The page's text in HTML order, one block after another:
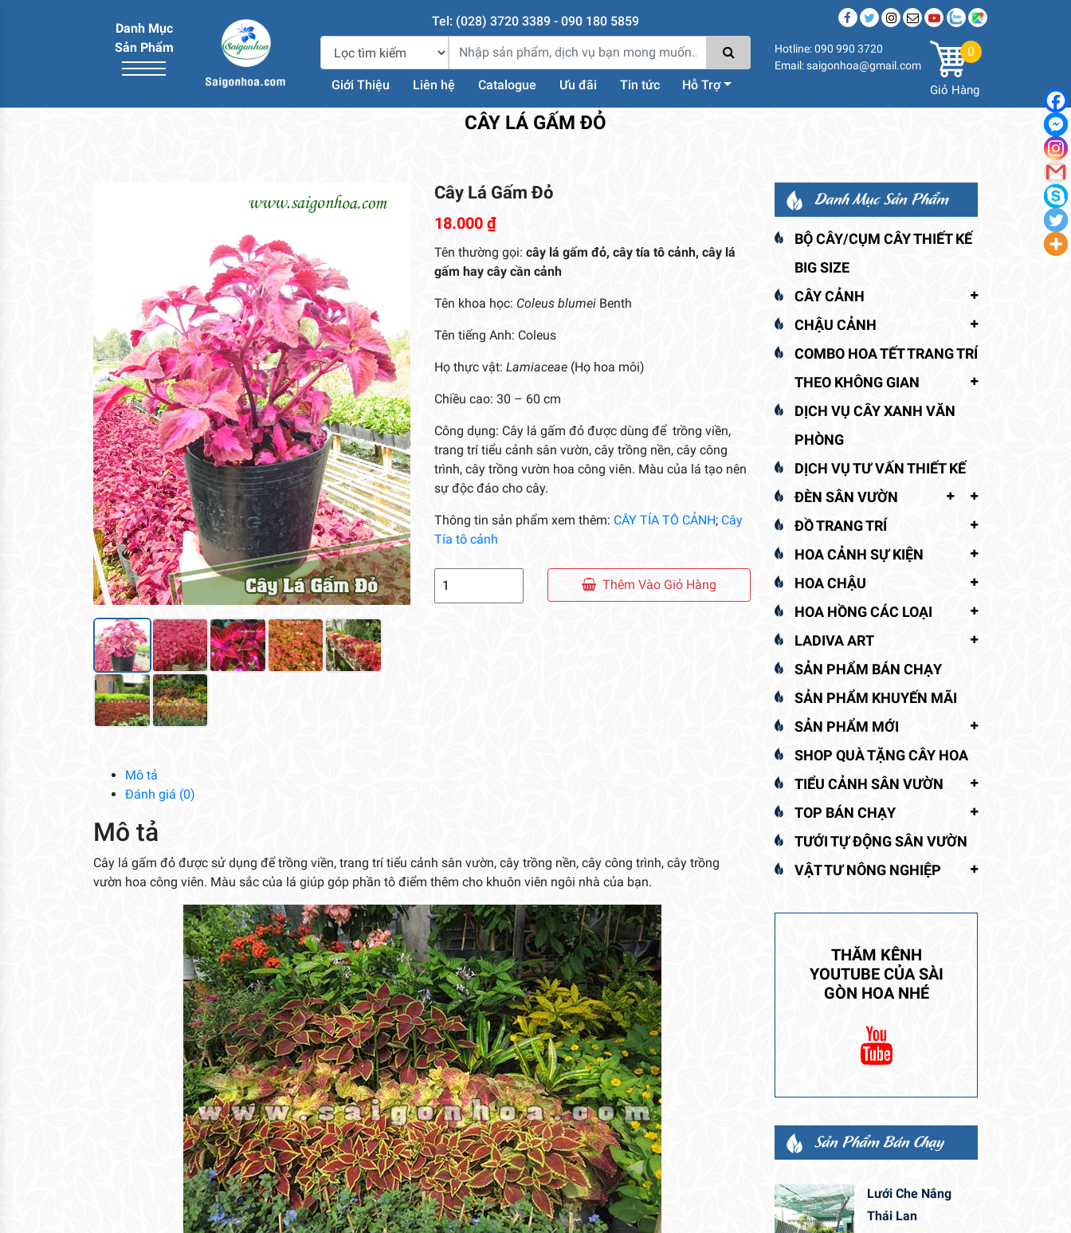
Danh Mục
Sản Phẩm
Tel: (028) 3720 3389 - 090 180 5859
Giới Thiệu Liên hệ Catalogue Ưu đãi Tin tức Hỗ Trợ
Hotline: 090 990 3720
Email: saigonhoa@gmail.com
0
Giỏ Hàng
CÂY LÁ GẤM ĐỎ
Cây Lá Gấm Đỏ
18.000 ₫
Tên thường gọi: cây lá gấm đỏ, cây tía tô cảnh, cây lá
gấm hay cây cần cảnh
Tên khoa học: Coleus blumei Benth
Tên tiếng Anh: Coleus
Họ thực vật: Lamiaceae (Họ hoa môi)
Chiều cao: 30 – 60 cm
Công dụng: Cây lá gấm đỏ được dùng để trồng viền,
trang trí tiểu cảnh sân vườn, cây trồng nền, cây công
trình, cây trồng vườn hoa công viên. Màu của lá tạo nên
sự độc đáo cho cây.
Thông tin sản phẩm xem thêm: CÂY TÍA TÔ CẢNH; Cây
Tía tô cảnh
Thêm Vào Giỏ Hàng
Mô tả
Đánh giá (0)
Mô tả
Cây lá gấm đỏ được sử dụng để trồng viền, trang trí tiểu cảnh sân vườn, cây trồng nền, cây công trình, cây trồng
vườn hoa công viên. Màu sắc của lá giúp góp phần tô điểm thêm cho khuôn viên ngôi nhà của bạn.
Danh Mục Sản Phẩm
BỘ CÂY/CỤM CÂY THIẾT KẾ
BIG SIZE
CÂY CẢNH
CHẬU CẢNH
COMBO HOA TẾT TRANG TRÍ
THEO KHÔNG GIAN
DỊCH VỤ CÂY XANH VĂN
PHÒNG
DỊCH VỤ TƯ VẤN THIẾT KẾ
ĐÈN SÂN VƯỜN
ĐỒ TRANG TRÍ
HOA CẢNH SỰ KIỆN
HOA CHẬU
HOA HỒNG CÁC LOẠI
LADIVA ART
SẢN PHẨM BÁN CHẠY
SẢN PHẨM KHUYẾN MÃI
SẢN PHẨM MỚI
SHOP QUÀ TẶNG CÂY HOA
TIỂU CẢNH SÂN VƯỜN
TOP BÁN CHẠY
TƯỚI TỰ ĐỘNG SÂN VƯỜN
VẬT TƯ NÔNG NGHIỆP
THĂM KÊNH
YOUTUBE CỦA SÀI
GÒN HOA NHÉ
Sản Phẩm Bán Chạy
Lưới Che Nắng
Thái Lan